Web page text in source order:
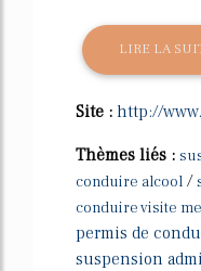
LIRE LA
Site : http://
Thèmes liés :
conduire alcool /
conduire visite
permis de
suspension